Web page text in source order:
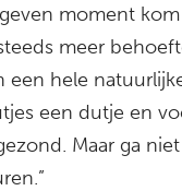
moment
meer
een hele
een dutje en
Maar ga